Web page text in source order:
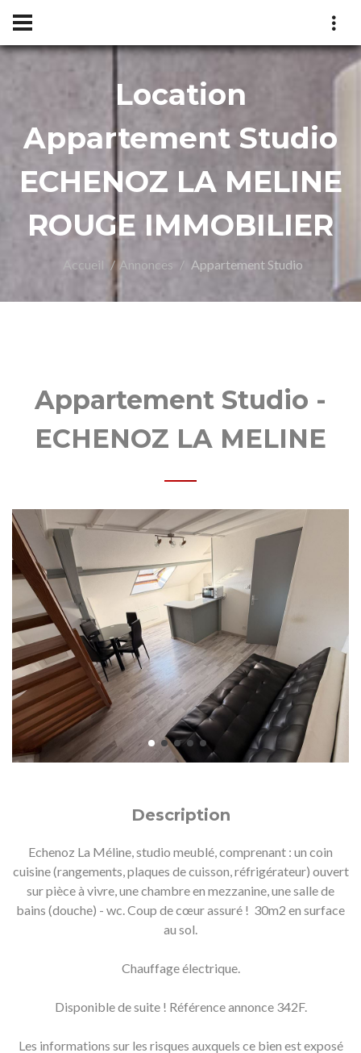
Location
Appartement Studio
ECHENOZ LA MELINE
ROUGE IMMOBILIER
Accueil Annonces Appartement Studio
Appartement Studio -
ECHENOZ LA MELINE
Description
Echenoz La Méline, studio meublé, comprenant : un coin
cuisine (rangements, plaques de cuisson, réfrigérateur) ouvert
sur pièce à vivre, une chambre en mezzanine, une salle de
bains (douche) - wc. Coup de cœur assuré ! 30m2 en surface
au sol.
Chauffage électrique.
Disponible de suite ! Référence annonce 342F.
Les informations sur les risques auxquels ce bien est exposé